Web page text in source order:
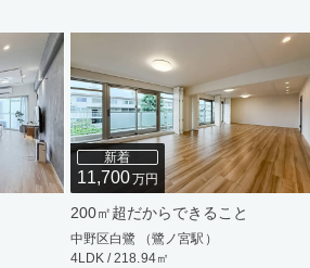
新着
11,700万円
200㎡超だからできること
中野区白鷺 （鷺ノ宮駅）
4LDK / 218.94㎡